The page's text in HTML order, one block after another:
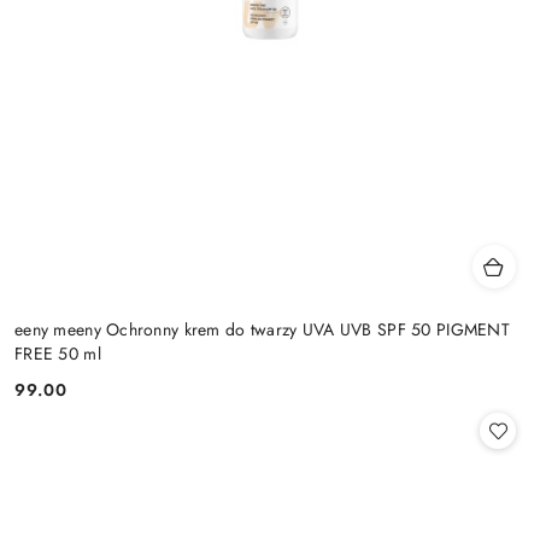
eeny meeny Ochronny krem do twarzy UVA UVB SPF 50 PIGMENT
FREE 50 ml
Cena:
99.00